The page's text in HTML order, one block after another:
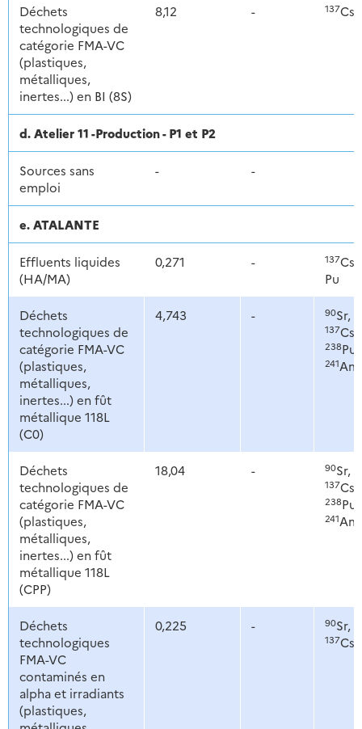
Déchets
technologiques de
catégorie FMA-VC
(plastiques,
métalliques,
inertes...) en BI (8S)
8,12 - 137Cs,
d. Atelier 11 -Production - P1 et P2
Sources sans
emploi
- -
e. ATALANTE
Effluents liquides
(HA/MA)
0,271 - 137Cs,
Pu
Déchets
technologiques de
catégorie FMA-VC
(plastiques,
métalliques,
inertes...) en fût
métallique 118L
(C0)
4,743 - 90Sr,
137Cs,
238Pu,
241
Déchets
technologiques de
catégorie FMA-VC
(plastiques,
métalliques,
inertes...) en fût
métallique 118L
(CPP)
18,04 - 90Sr,
137Cs,
238Pu,
241
Déchets
technologiques
FMA-VC
contaminés en
alpha et irradiants
(plastiques,
0,225 - 90Sr,
137Cs,